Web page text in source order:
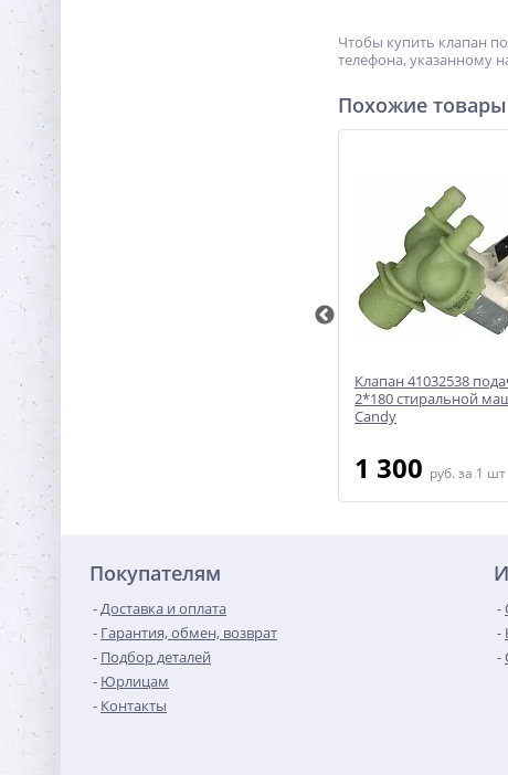
Чтобы купить клапан
телефона, указанному
Похожие товары
Клапан 41032538
2*180 стиральной
Candy
1 300 руб. за 1 шт
Покупателям
Доставка и оплата
Гарантия, обмен, возврат
Подбор деталей
Юрлицам
Контакты